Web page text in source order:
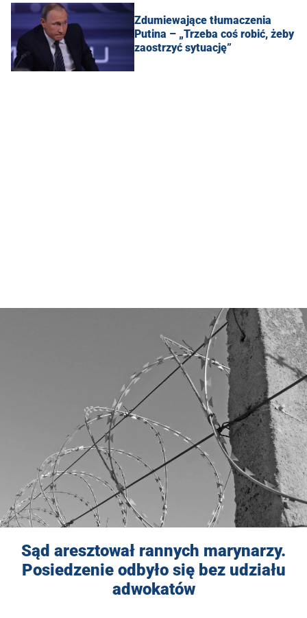
Zdumiewające tłumaczenia
Putina – „Trzeba coś robić, żeby
zaostrzyć sytuację”
Sąd aresztował rannych marynarzy.
Posiedzenie odbyło się bez udziału
adwokatów